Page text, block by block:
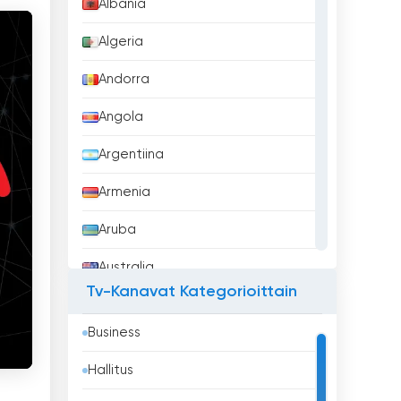
Albania
Algeria
Andorra
Angola
Argentiina
Armenia
Aruba
Australia
Tv-Kanavat Kategorioittain
Business
Hallitus